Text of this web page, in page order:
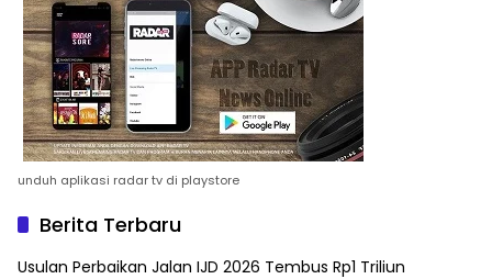
unduh aplikasi radar tv di playstore
Berita Terbaru
Usulan Perbaikan Jalan IJD 2026 Tembus Rp1 Triliun